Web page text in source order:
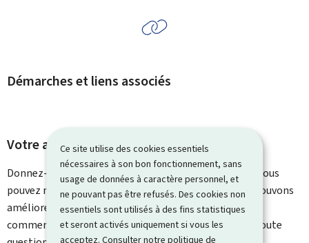
Ce site utilise des cookies essentiels
nécessaires à son bon fonctionnement, sans
usage de données à caractère personnel, et
ne pouvant pas être refusés. Des cookies non
essentiels sont utilisés à des fins statistiques
et seront activés uniquement si vous les
acceptez. Consulter notrepolitique de
Démarches et liens associés
Votre avis nous intéresse
Donnez-nous votre avis sur le contenu de cette page. Vous
pouvez nous laisser un commentaire sur ce que nous pouvons
améliorer. Vous ne recevrez pas de réponse à votre
commentaire. Utilisez le formulaire de contact pour toute